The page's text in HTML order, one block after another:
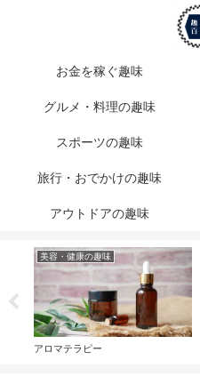
お金を稼ぐ趣味
グルメ・料理の趣味
スポーツの趣味
旅行・おでかけの趣味
アウトドアの趣味
美容・健康の趣味
アロマテラピー